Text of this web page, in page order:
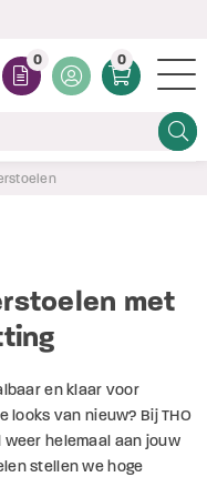
0
0
met
en klaar voor
looks van nieuw? Bij THO
helemaal aan jouw
stellen we hoge